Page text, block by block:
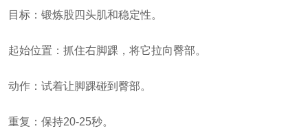
目标：锻炼股四头肌和稳定性。
起始位置：抓住右脚踝，将它拉向臀部。
动作：试着让脚踝碰到臀部。
重复：保持20-25秒。